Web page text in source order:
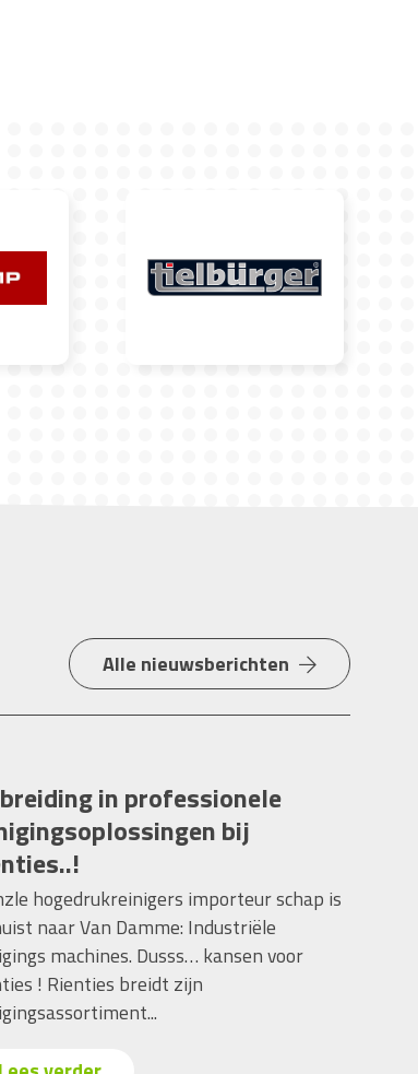
Alle nieuwsberichten
in professionele
bij
hogedrukreinigers importeur schap is
naar Van Damme: Industriële
machines. Dusss… kansen voor
! Rienties breidt zijn